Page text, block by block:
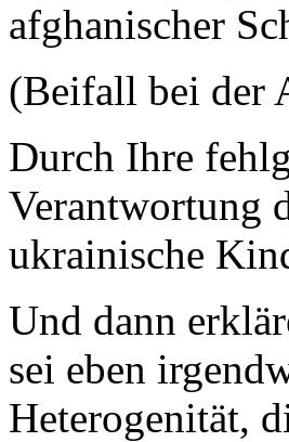
afghanischer
(Beifall bei der
Durch Ihre
Verantwortung
ukrainische
Und dann
sei eben
Heterogenität,